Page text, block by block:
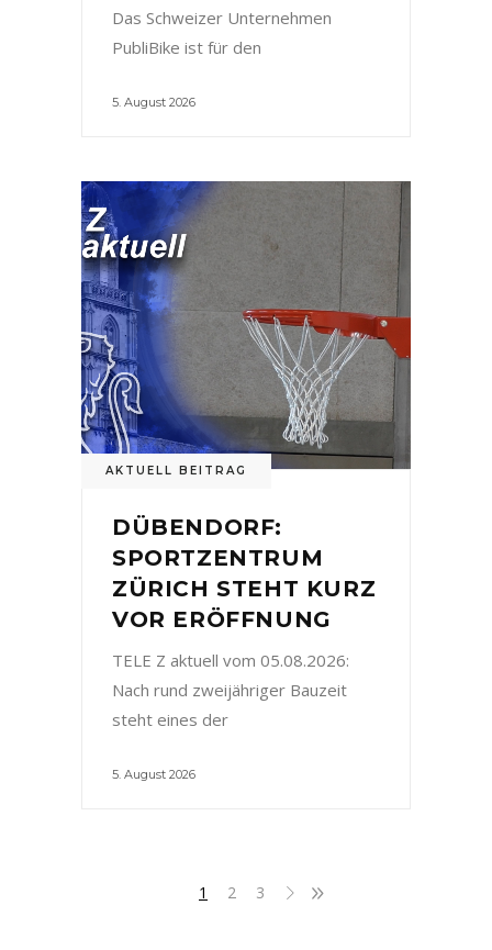
Das Schweizer Unternehmen
PubliBike ist für den
5. August 2026
AKTUELL BEITRAG
DÜBENDORF:
SPORTZENTRUM
ZÜRICH STEHT KURZ
VOR ERÖFFNUNG
TELE Z aktuell vom 05.08.2026:
Nach rund zweijähriger Bauzeit
steht eines der
5. August 2026
1 2 3